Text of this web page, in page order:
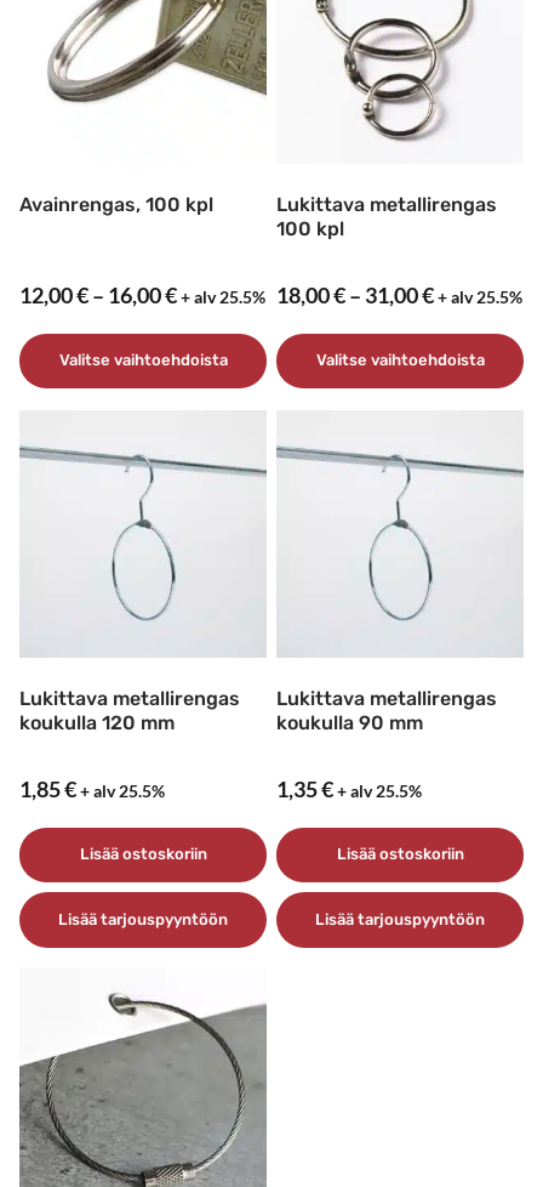
Avainrengas, 100 kpl
12,00€– 16,00€Hintaluokka:
-
16,00 €
+ alv 25.5%
Valitse vaihtoehdoista
tuotteella
muunnelma.
tuotteen
sivulla.
Lukittava metallirengas
100 kpl
18,00€– 31,00€
-
31,00 €
+ alv 25.5%
Valitse vaihtoehdoista
tuotteella
muunnelma.
tuotteen
sivulla.
Lukittava metallirengas
koukulla 120 mm
1,85€+ alv 25.5%
Lisää ostoskoriin
Lisää tarjouspyyntöön
Lukittava metallirengas
koukulla 90 mm
1,35€+ alv 25.5%
Lisää ostoskoriin
Lisää tarjouspyyntöön